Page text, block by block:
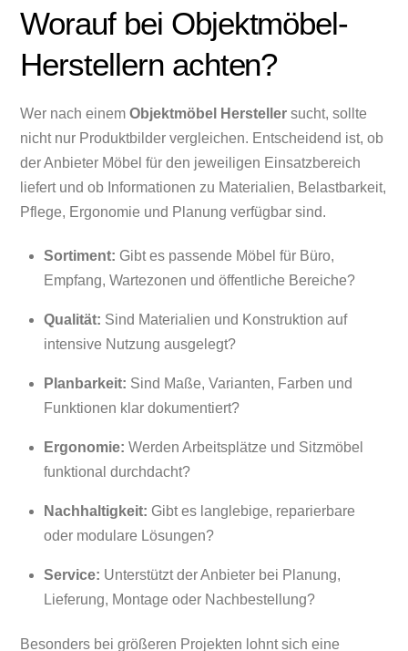
Worauf bei Objektmöbel-
Herstellern achten?
Wer nach einemObjektmöbel Hersteller sucht, sollte
nicht nur Produktbilder vergleichen. Entscheidend ist, ob
der Anbieter Möbel für den jeweiligen Einsatzbereich
liefert und ob Informationen zu Materialien, Belastbarkeit,
Pflege, Ergonomie und Planung verfügbar sind.
Sortiment: Gibt es passende Möbel für Büro,
Empfang, Wartezonen und öffentliche Bereiche?
Qualität: Sind Materialien und Konstruktion auf
intensive Nutzung ausgelegt?
Planbarkeit: Sind Maße, Varianten, Farben und
Funktionen klar dokumentiert?
Ergonomie: Werden Arbeitsplätze und Sitzmöbel
funktional durchdacht?
Nachhaltigkeit: Gibt es langlebige, reparierbare
oder modulare Lösungen?
Service: Unterstützt der Anbieter bei Planung,
Lieferung, Montage oder Nachbestellung?
Besonders bei größeren Projekten lohnt sich eine